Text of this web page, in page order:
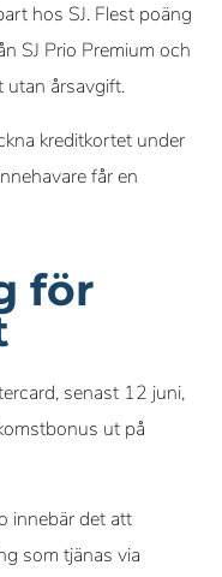
hos SJ. Flest poäng
SJ Prio Premium och
utan årsavgift.
kreditkortet under
får en
för
senast 12 juni,
ut på
innebär det att
som tjänas via